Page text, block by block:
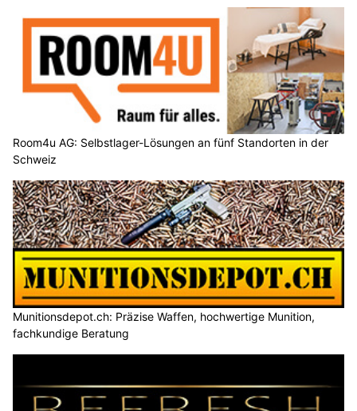
Room4u AG: Selbstlager-Lösungen an fünf Standorten in der
Schweiz
Munitionsdepot.ch: Präzise Waffen, hochwertige Munition,
fachkundige Beratung